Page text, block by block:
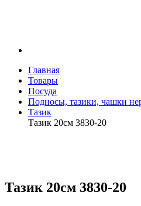
Главная
Товары
Посуда
Подносы, тазики, чашки
Тазик
Тазик 20см 3830-20
Тазик 20см 3830-20